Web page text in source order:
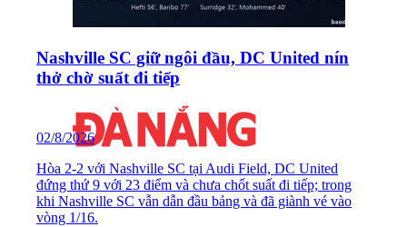
Nashville SC giữ ngôi đầu, DC United nín
thở chờ suất đi tiếp
02/8/2026
Hòa 2-2 với Nashville SC tại Audi Field, DC United
đứng thứ 9 với 23 điểm và chưa chốt suất đi tiếp; trong
khi Nashville SC vẫn dẫn đầu bảng và đã giành vé vào
vòng 1/16.